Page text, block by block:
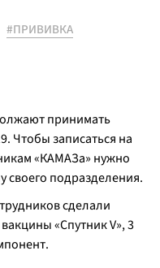
#ПРИВИВКА
принимать
Чтобы записаться на
«КАМАЗа» нужно
своего подразделения.
сделали
«Спутник V», 3